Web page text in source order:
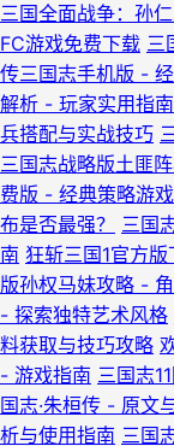
三国全面战争：孙
FC游戏免费下载 三
传三国志手机版 -
解析 - 玩家实用指南
兵搭配与实战技巧
三国志战略版土匪
费版 - 经典策略游
布是否最强？
三国
南 狂斩三国1官方
版孙权马妹攻略 -
- 探索独特艺术风格
料获取与技巧攻略
- 游戏指南 三国志
国志·朱桓传 - 原文
析与使用指南 三国